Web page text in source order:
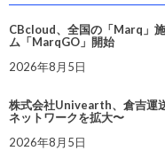
CBcloud、全国の「Marq」
ム「MarqGO」開始
2026年8月5日
株式会社Univearth、倉吉運
ネットワークを拡大〜
2026年8月5日